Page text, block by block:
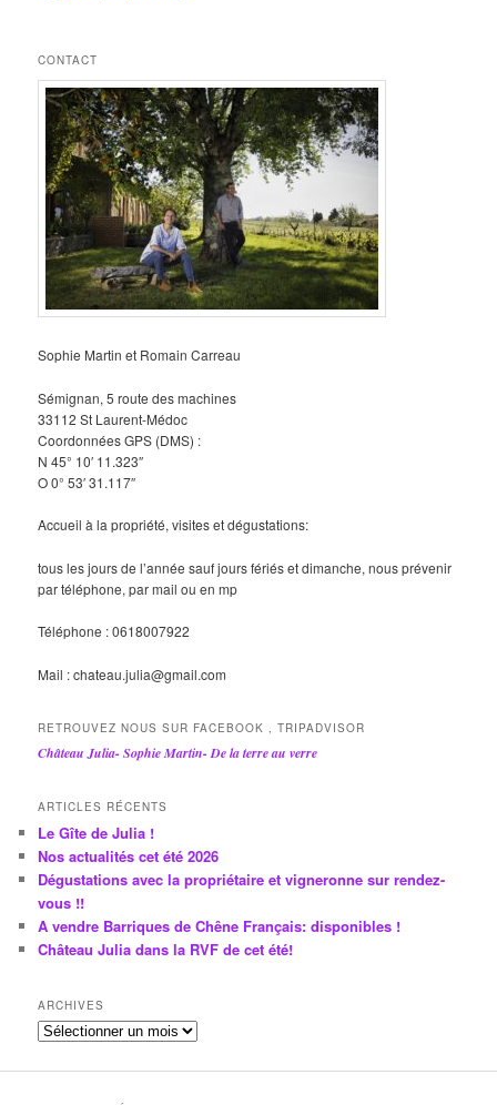
CONTACT
Sophie Martin et Romain Carreau
Sémignan, 5 route des machines
33112 St Laurent-Médoc
Coordonnées GPS (DMS) :
N 45° 10′ 11.323″
O 0° 53′ 31.117″
Accueil à la propriété, visites et dégustations:
tous les jours de l’année sauf jours fériés et dimanche, nous prévenir
par téléphone, par mail ou en mp
Téléphone : 0618007922
Mail : chateau.julia@gmail.com
RETROUVEZ NOUS SUR FACEBOOK , TRIPADVISOR
Château Julia- Sophie Martin- De la terre au verre
ARTICLES RÉCENTS
Le Gîte de Julia !
Nos actualités cet été 2026
Dégustations avec la propriétaire et vigneronne sur rendez-
vous !!
A vendre Barriques de Chêne Français: disponibles !
Château Julia dans la RVF de cet été!
ARCHIVES
A
c